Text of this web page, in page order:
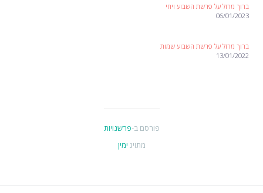
ברוך מרזל על פרשת השבוע ויחי
06/01/2023
ברוך מרזל על פרשת השבוע שמות
13/01/2022
פורסם ב-פרשנויות
מתויג ימין